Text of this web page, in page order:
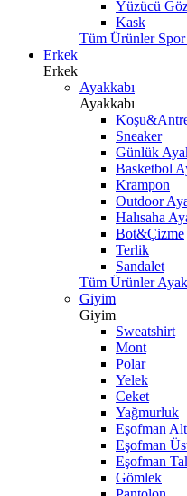
Yüzücü
Kask
Tüm Ürünler
Erkek
Erkek
Ayakkabı
Ayakkabı
Sneaker
Günlük
Basketbol
Krampon
Outdoor
Halısaha
Bot&Çizme
Terlik
Sandalet
Tüm Ürünler
Giyim
Giyim
Sweatshirt
Mont
Polar
Yelek
Ceket
Yağmurluk
Eşofman
Eşofman
Eşofman
Gömlek